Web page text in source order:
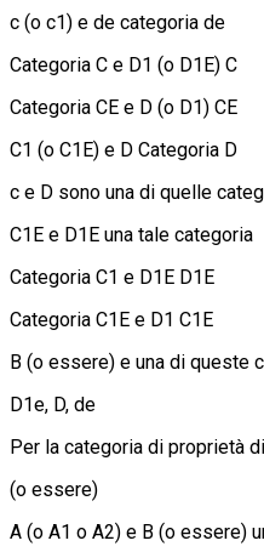
c (o c1) e de categoria de
Categoria C e D1 (o D1E) C
Categoria CE e D (o D1) CE
C1 (o C1E) e D Categoria D
c e D sono una di quelle
C1E e D1E una tale categoria
Categoria C1 e D1E D1E
Categoria C1E e D1 C1E
B (o essere) e una di queste
D1e, D, de
Per la categoria di proprietà
(o essere)
A (o A1 o A2) e B (o essere)